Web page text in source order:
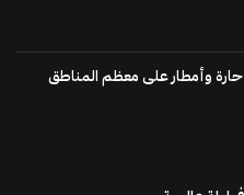
وأمطار على معظم المناطق